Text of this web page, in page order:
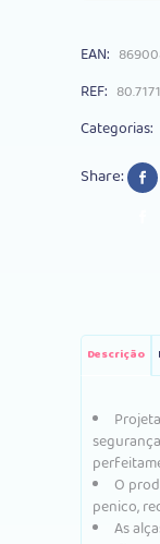
1
quantity
EAN:
REF: 80.7171
Categorias:
Share:
Descrição
O
penico,
As